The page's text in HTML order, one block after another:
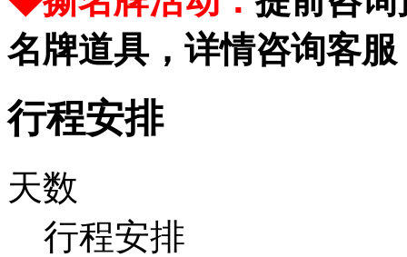
名牌道具，详情咨询客服
行程安排
天数
行程安排